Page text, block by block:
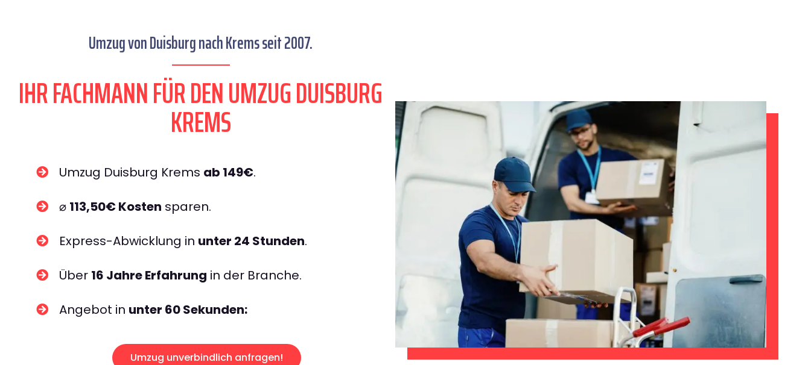
Umzug von Duisburg nach Krems seit 2007.
IHR FACHMANN FÜR DEN UMZUG DUISBURG
KREMS
Umzug Duisburg Krems ab 149€.
⌀ 113,50€ Kosten sparen.
Express-Abwicklung in unter 24 Stunden.
Über 16 Jahre Erfahrung in der Branche.
Angebot in unter 60 Sekunden:
Umzug unverbindlich anfragen!